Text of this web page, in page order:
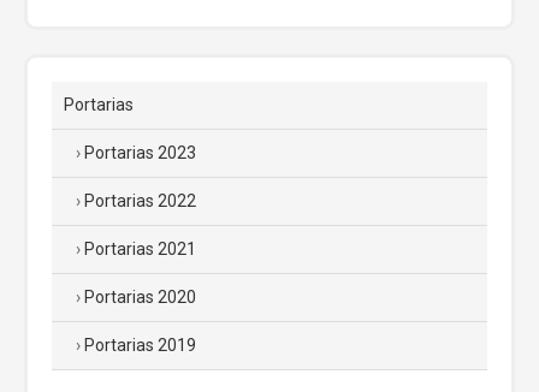
Portarias
Portarias 2023
Portarias 2022
Portarias 2021
Portarias 2020
Portarias 2019